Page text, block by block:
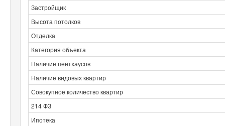
Застройщик
Высота потолков
Отделка
Категория объекта
Наличие пентхаусов
Наличие видовых квартир
Совокупное количество квартир
214 ФЗ
Ипотека